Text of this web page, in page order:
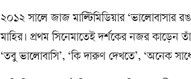
২০১২ সালে জাজ মাল্টিমিডিয়ার ‘ভালোবাসার
মাহির। প্রথম সিনেমাতেই দর্শকের নজর
‘তবু ভালোবাসি’, ‘কি দারুণ দেখতে’, ‘অনেক